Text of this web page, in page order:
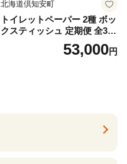
北海道倶知安町
トイレットペーパー 2種 ボッ
クスティッシュ 定期便 全3
回 日本製 まとめ買い 防災
常備品 日用雑貨 消耗品 生活
53,000円